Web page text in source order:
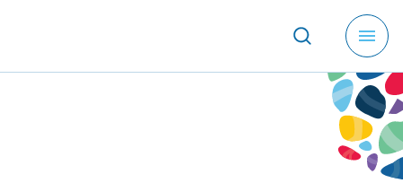
メ
ニ
ュ
ー
を
開
く